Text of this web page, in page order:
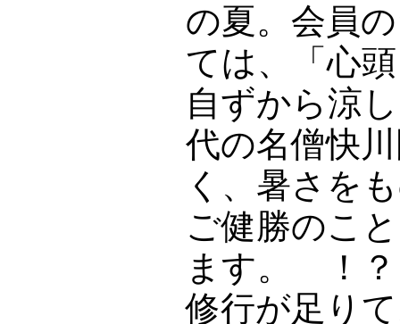
の夏。会員
ては、「心
自ずから涼
代の名僧快
く、暑さを
ご健勝のこ
ます。 ！？
修行が足り